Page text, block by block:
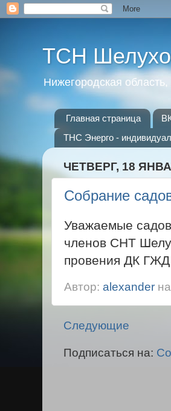
ТСН
Нижегородская
Главная страница
ТНС Энерго -
ЧЕТВЕРГ, 18
Собрание
Уважаемые
членов СНТ
провения ДК ГЖД
Автор: alexander на
Следующие
Подписаться на: